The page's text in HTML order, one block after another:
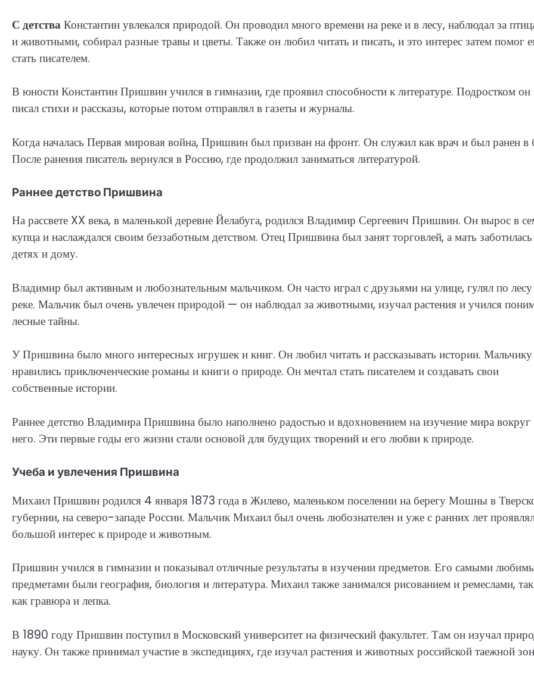
С детстваКонстантин увлекался природой. Он проводил много времени на реке и в лесу, наблюдал за
и животными, собирал разные травы и цветы. Также он любил читать и писать, и это интерес затем помог
стать писателем.
В юности Константин Пришвин учился в гимназии, где проявил способности к литературе. Подростком он
писал стихи и рассказы, которые потом отправлял в газеты и журналы.
Когда началась Первая мировая война, Пришвин был призван на фронт. Он служил как врач и был ранен в
После ранения писатель вернулся в Россию, где продолжил заниматься литературой.
Раннее детство Пришвина
На рассвете XX века, в маленькой деревне Йелабуга, родился Владимир Сергеевич Пришвин. Он вырос в
купца и наслаждался своим беззаботным детством. Отец Пришвина был занят торговлей, а мать
детях и дому.
Владимир был активным и любознательным мальчиком. Он часто играл с друзьями на улице, гулял по
реке. Мальчик был очень увлечен природой — он наблюдал за животными, изучал растения и учился
лесные тайны.
У Пришвина было много интересных игрушек и книг. Он любил читать и рассказывать истории. Мальчику
нравились приключенческие романы и книги о природе. Он мечтал стать писателем и создавать свои
собственные истории.
Раннее детство Владимира Пришвина было наполнено радостью и вдохновением на изучение мира вокруг
него. Эти первые годы его жизни стали основой для будущих творений и его любви к природе.
Учеба и увлечения Пришвина
Михаил Пришвин родился 4 января 1873 года в Жилево, маленьком поселении на берегу Мошны в
губернии, на северо-западе России. Мальчик Михаил был очень любознателен и уже с ранних лет
большой интерес к природе и животным.
Пришвин учился в гимназии и показывал отличные результаты в изучении предметов. Его самыми
предметами были география, биология и литература. Михаил также занимался рисованием и ремеслами,
как гравюра и лепка.
В 1890 году Пришвин поступил в Московский университет на физический факультет. Там он изучал
науку. Он также принимал участие в экспедициях, где изучал растения и животных российской таежной